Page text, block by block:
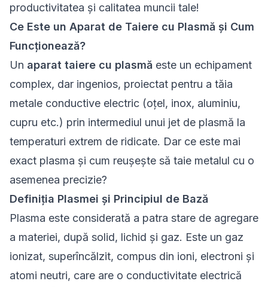
productivitatea și calitatea muncii tale!
Ce Este un Aparat de Taiere cu Plasmă și Cum
Funcționează?
Un aparat taiere cu plasmă este un echipament
complex, dar ingenios, proiectat pentru a tăia
metale conductive electric (oțel, inox, aluminiu,
cupru etc.) prin intermediul unui jet de plasmă la
temperaturi extrem de ridicate. Dar ce este mai
exact plasma și cum reușește să taie metalul cu o
asemenea precizie?
Definiția Plasmei și Principiul de Bază
Plasma este considerată a patra stare de agregare
a materiei, după solid, lichid și gaz. Este un gaz
ionizat, superîncălzit, compus din ioni, electroni și
atomi neutri, care are o conductivitate electrică